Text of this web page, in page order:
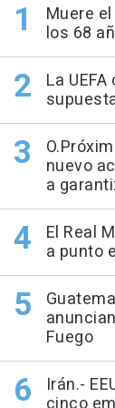
Muere
los 68
La
nuevo
a
El Real
a punto
Fuego
Irán.-